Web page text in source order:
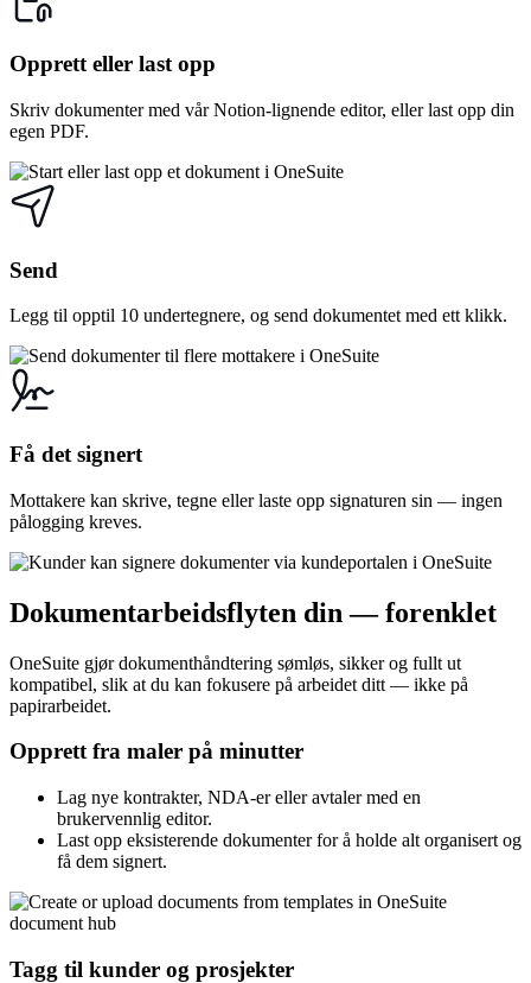
Opprett eller last opp
Skriv dokumenter med vår Notion-lignende editor, eller last opp din
egen PDF.
Send
Legg til opptil 10 undertegnere, og send dokumentet med ett klikk.
Få det signert
Mottakere kan skrive, tegne eller laste opp signaturen sin — ingen
pålogging kreves.
Dokumentarbeidsflyten din — forenklet
OneSuite gjør dokumenthåndtering sømløs, sikker og fullt ut
kompatibel, slik at du kan fokusere på arbeidet ditt — ikke på
papirarbeidet.
Opprett fra maler på minutter
Lag nye kontrakter, NDA-er eller avtaler med en
brukervennlig editor.
Last opp eksisterende dokumenter for å holde alt organisert og
få dem signert.
Tagg til kunder og prosjekter